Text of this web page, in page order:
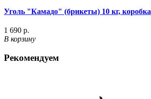
Уголь "Камадо" (брикеты) 10 кг, коробка
1 690 р.
В корзину
Рекомендуем